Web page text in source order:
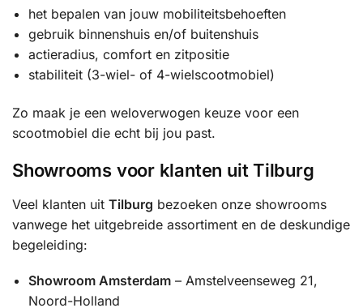
het bepalen van jouw mobiliteitsbehoeften
gebruik binnenshuis en/of buitenshuis
actieradius, comfort en zitpositie
stabiliteit (3-wiel- of 4-wielscootmobiel)
Zo maak je een weloverwogen keuze voor een
scootmobiel die echt bij jou past.
Showrooms voor klanten uit Tilburg
Veel klanten uit Tilburg bezoeken onze showrooms
vanwege het uitgebreide assortiment en de deskundige
begeleiding:
Showroom Amsterdam – Amstelveenseweg 21,
Noord-Holland